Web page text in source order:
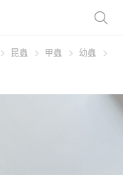
昆蟲 甲蟲
幼蟲